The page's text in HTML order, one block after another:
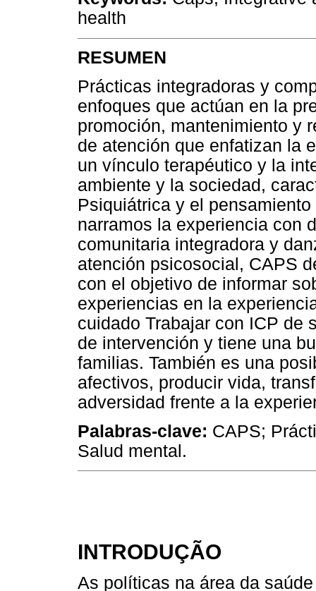
health
RESUMEN
Prácticas integradoras y
enfoques que actúan en la
promoción, mantenimiento y
de atención que enfatizan la
un vínculo terapéutico y la
ambiente y la sociedad,
Psiquiátrica y el
narramos la experiencia con
comunitaria integradora y
atención psicosocial, CAPS
con el objetivo de informar
experiencias en la
cuidado Trabajar con ICP de
de intervención y tiene una
familias. También es una
afectivos, producir vida,
adversidad frente a la
Palabras-clave: CAPS;
Salud mental.
INTRODUÇÃO
As políticas na área da